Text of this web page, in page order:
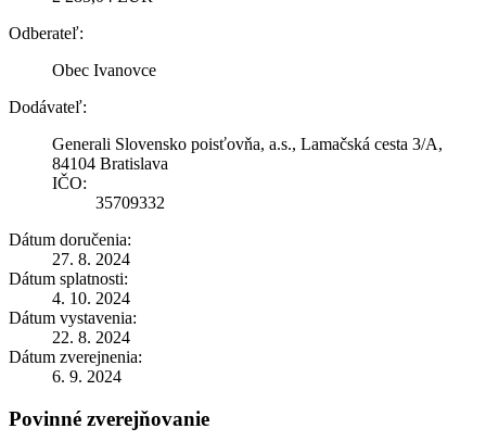
Odberateľ:
Obec Ivanovce
Dodávateľ:
Generali Slovensko poisťovňa, a.s., Lamačská cesta 3/A,
84104 Bratislava
IČO:
35709332
Dátum doručenia:
27. 8. 2024
Dátum splatnosti:
4. 10. 2024
Dátum vystavenia:
22. 8. 2024
Dátum zverejnenia:
6. 9. 2024
Povinné zverejňovanie